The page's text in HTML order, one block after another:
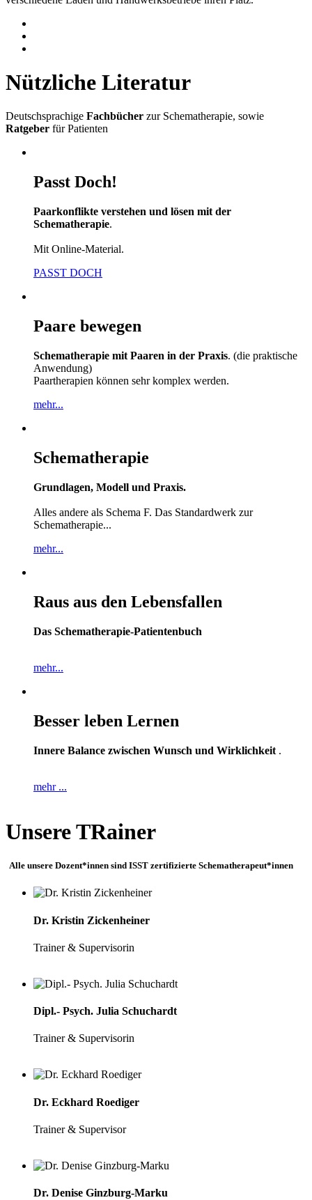
Nützliche Literatur
Deutschsprachige Fachbücher zur Schematherapie, sowie
Ratgeber für Patienten
Passt Doch!
Paarkonflikte verstehen und lösen mit der
Schematherapie.
Mit Online-Material.
PASST DOCH
Paare bewegen
Schematherapie mit Paaren in der Praxis. (die praktische
Anwendung)
Paartherapien können sehr komplex werden.
mehr...
Schematherapie
Grundlagen, Modell und Praxis.
Alles andere als Schema F. Das Standardwerk zur
Schematherapie...
mehr...
Raus aus den Lebensfallen
Das Schematherapie-Patientenbuch
mehr...
Besser leben Lernen
Innere Balance zwischen Wunsch und Wirklichkeit .
mehr ...
Unsere TRainer
Alle unsere Dozent*innen sind ISST zertifizierte Schematherapeut*innen
Dr. Kristin Zickenheiner
Trainer & Supervisorin
Dipl.- Psych. Julia Schuchardt
Trainer & Supervisorin
Dr. Eckhard Roediger
Trainer & Supervisor
Dr. Denise Ginzburg-Marku